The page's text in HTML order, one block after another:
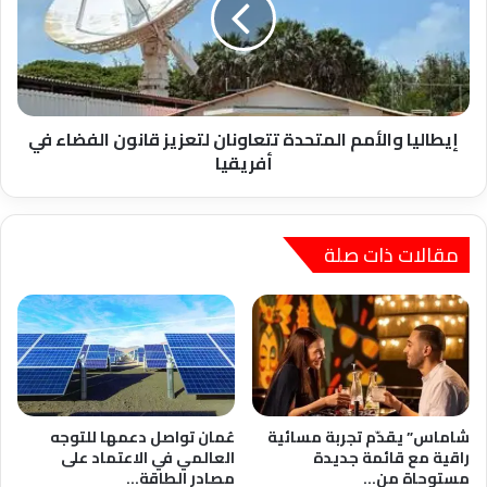
قانون
الفضاء
في
أفريقيا
إيطاليا والأمم المتحدة تتعاونان لتعزيز قانون الفضاء في
أفريقيا
مقالات ذات صلة
شاماس” يقدّم تجربة مسائية
راقية مع قائمة جديدة
مستوحاة من…
عُمان تواصل دعمها للتوجه
العالمي في الاعتماد على
مصادر الطاقة…